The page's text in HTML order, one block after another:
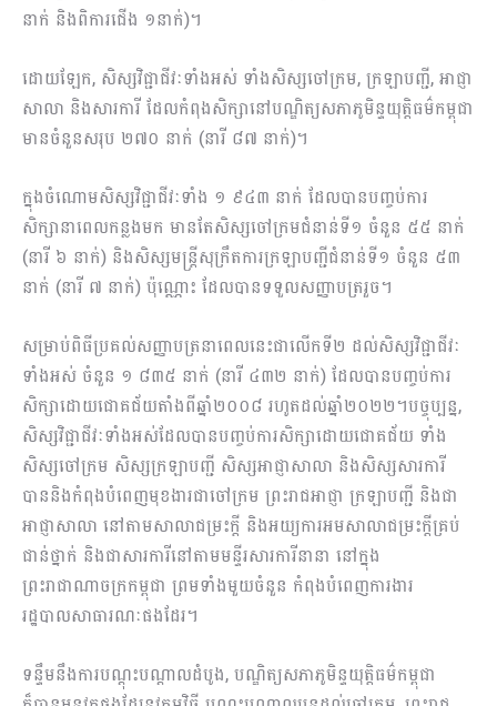
នាក់ និងពិការជើង ១នាក់)។
ដោយឡែក, សិស្សវិជ្ជាជីវៈទាំងអស់ ទាំងសិស្សចៅក្រម, ក្រឡាបញ្ជី, អាជ្ញា
សាលា និងសារការី ដែលកំពុងសិក្សានៅបណ្ឌិត្យសភាភូមិន្ទយុត្តិធម៌កម្ពុជា
មានចំនួនសរុប ២៧០ នាក់ (នារី ៨៧ នាក់)។
ក្នុងចំណោមសិស្សវិជ្ជាជីវៈទាំង ១ ៩៤៣ នាក់ ដែលបានបញ្ចប់ការ
សិក្សានាពេលកន្លងមក មានតែសិស្សចៅក្រមជំនាន់ទី១ ចំនួន ៥៥ នាក់
(នារី ៦ នាក់) និងសិស្សមន្ត្រីសុក្រឹតការក្រឡាបញ្ជីជំនាន់ទី១ ចំនួន ៥៣
នាក់ (នារី ៧ នាក់) ប៉ុណ្ណោះ ដែលបានទទួលសញ្ញាបត្ររួច។
សម្រាប់ពិធីប្រគល់សញ្ញាបត្រនាពេលនេះជាលើកទី២ ដល់សិស្សវិជ្ជាជីវៈ
ទាំងអស់ ចំនួន ១ ៨៣៥ នាក់ (នារី ៤៣២ នាក់) ដែលបានបញ្ចប់ការ
សិក្សាដោយជោគជ័យតាំងពីឆ្នាំ២០០៨ រហូតដល់ឆ្នាំ២០២២។បច្ចុប្បន្ន,
សិស្សវិជ្ជាជីវៈទាំងអស់ដែលបានបញ្ចប់ការសិក្សាដោយជោគជ័យ ទាំង
សិស្សចៅក្រម សិស្សក្រឡាបញ្ជី សិស្សអាជ្ញាសាលា និងសិស្សសារការី
បាននិងកំពុងបំពេញមុខងារជាចៅក្រម ព្រះរាជអាជ្ញា ក្រឡាបញ្ជី និងជា
អាជ្ញាសាលា នៅតាមសាលាជម្រះក្តី និងអយ្យការអមសាលាជម្រះក្តីគ្រប់
ជាន់ថ្នាក់ និងជាសារការីនៅតាមមន្ទីរសារការីនានា នៅក្នុង
ព្រះរាជាណាចក្រកម្ពុជា ព្រមទាំងមួយចំនួន កំពុងបំពេញការងារ
រដ្ឋបាលសាធារណៈផងដែរ។
ទន្ទឹមនឹងការបណ្តុះបណ្តាលដំបូង, បណ្ឌិត្យសភាភូមិន្ទយុត្តិធម៌កម្ពុជា